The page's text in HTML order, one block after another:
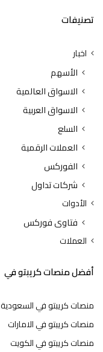
تصنيفات
اخبار
الأسهم
الاسواق العالمية
الاسواق العربية
السلع
العملات الرقمية
الفوركس
شركات تداول
الأدوات
فتاوى فوركس
العملات
أفضل منصات كريبتو في
منصات كريبتو في السعودية
منصات كريبتو في الامارات
منصات كريبتو في الكويت